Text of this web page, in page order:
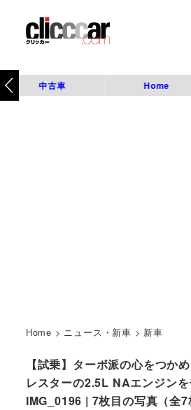
中古車 Home
Home > ニュース・新車 > 新車
【試乗】ターボ派の心をつか
レスターの2.5L NAエンジン
IMG_0196 | 7枚目の写真（全7